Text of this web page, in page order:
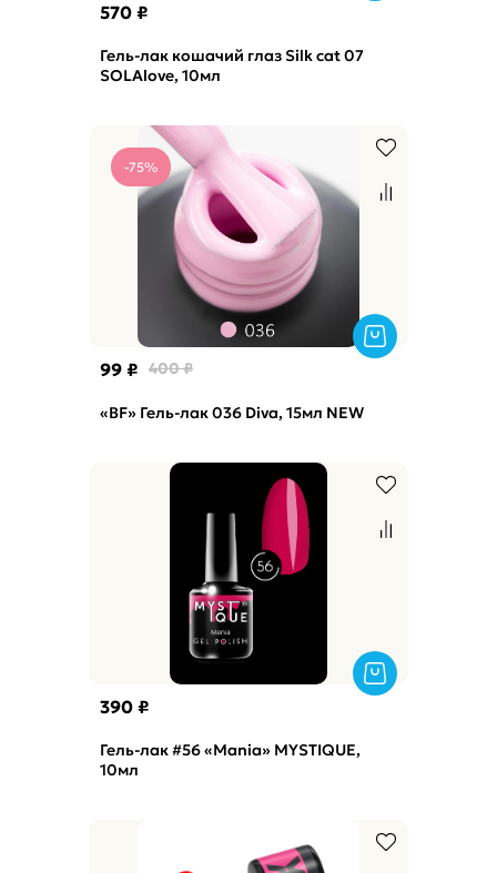
570 ₽
Гель-лак кошачий глаз Silk cat 07
SOLAlove, 10мл
-75%
99 ₽ 400 ₽
«BF» Гель-лак 036 Diva, 15мл NEW
390 ₽
Гель-лак #56 «Mania» MYSTIQUE,
10мл